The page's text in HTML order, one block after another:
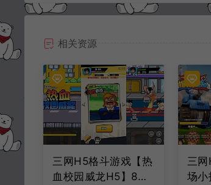
相关资源
三网H5格斗游戏【热
血校园威龙H5】8月
三
场小